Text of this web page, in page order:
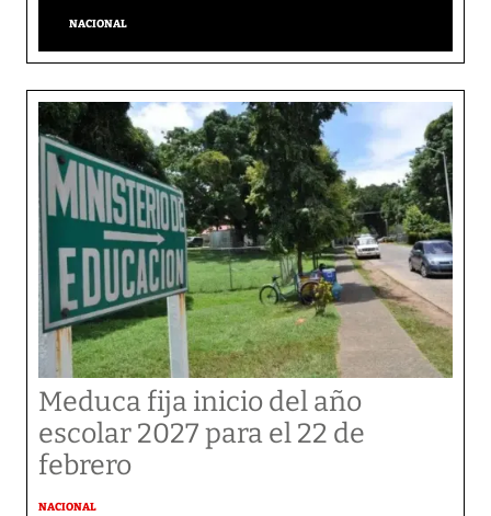
NACIONAL
Meduca fija inicio del año
escolar 2027 para el 22 de
febrero
NACIONAL